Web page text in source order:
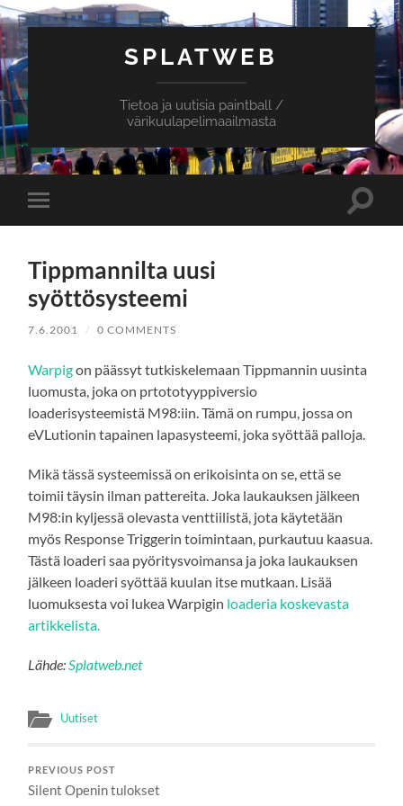
SPLATWEB
Tietoa ja uutisia paintball /
värikuulapelimaailmasta
Toggle
mobile
Toggle
Tippmannilta uusi
syöttösysteemi
7.6.2001 / 0 COMMENTS
Warpigon päässyt tutkiskelemaan Tippmannin uusinta
luomusta, joka on prtototyyppiversio
loaderisysteemistä M98:iin. Tämä on rumpu, jossa on
eVLutionin tapainen lapasysteemi, joka syöttää palloja.
Mikä tässä systeemissä on erikoisinta on se, että se
toimii täysin ilman pattereita. Joka laukauksen jälkeen
M98:in kyljessä olevasta venttiilistä, jota käytetään
myös Response Triggerin toimintaan, purkautuu kaasua.
Tästä loaderi saa pyöritysvoimansa ja joka laukauksen
jälkeen loaderi syöttää kuulan itse mutkaan. Lisää
luomuksesta voi lukea Warpigin loaderia koskevasta
artikkelista.
Lähde: Splatweb.net
Uutiset
PREVIOUS POST
Silent Openin tulokset